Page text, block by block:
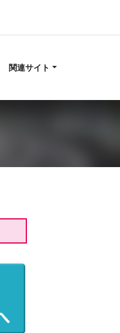
関連サイト